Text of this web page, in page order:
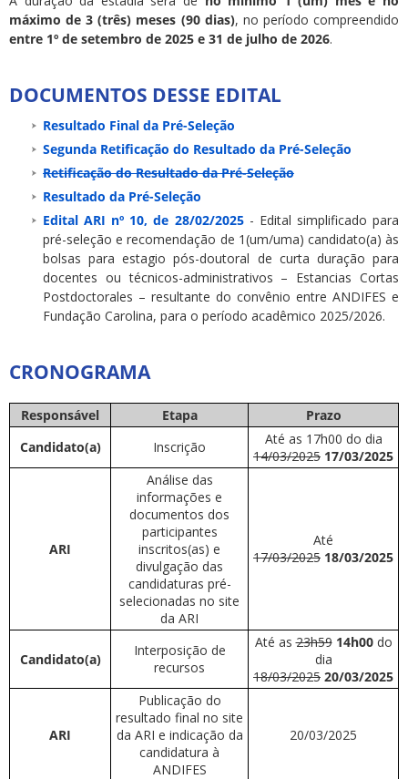
máximo de 3 (três) meses (90 dias), no período compreendido
entre 1º de setembro de 2025 e 31 de julho de 2026.
DOCUMENTOS DESSE EDITAL
Resultado Final da Pré-Seleção
Segunda Retificação do Resultado da Pré-Seleção
Retificação do Resultado da Pré-Seleção
Resultado da Pré-Seleção
Edital ARI nº 10, de 28/02/2025 - Edital simplificado para
pré-seleção e recomendação de 1(um/uma) candidato(a) às
bolsas para estagio pós-doutoral de curta duração para
docentes ou técnicos-administrativos – Estancias Cortas
Postdoctorales – resultante do convênio entre ANDIFES e
Fundação Carolina, para o período acadêmico 2025/2026.
CRONOGRAMA
Responsável Etapa
Prazo
Candidato(a)
Inscrição
Até as 17h00 do dia
14/03/2025 17/03/2025
ARI
Análise das
informações e
documentos dos
participantes
inscritos(as) e
divulgação das
candidaturas pré-
selecionadas no site
da ARI
Até
17/03/2025 18/03/2025
Candidato(a)
Interposição de
recursos
Até as23h59 14h00do
dia
18/03/2025 20/03/2025
ARI
Publicação do
resultado final no site
da ARI e indicação da
candidatura à
ANDIFES
20/03/2025